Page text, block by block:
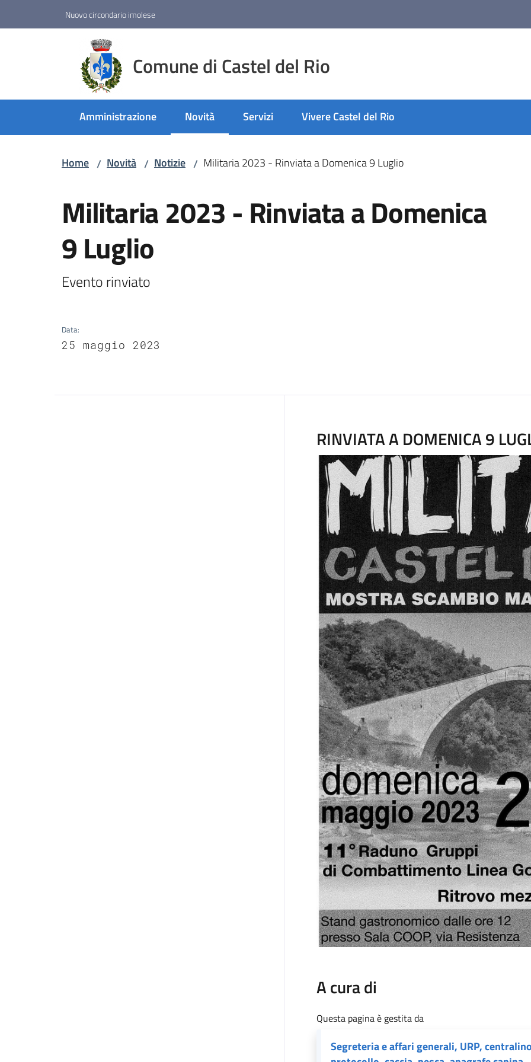
Nuovo circondario imolese
Comune di Castel del Rio
Amministrazione Novità
Menu selezionato
Servizi Vivere Castel del Rio
Home / Novità / Notizie / Militaria 2023 - Rinviata a Domenica 9 Luglio
Militaria 2023 - Rinviata a Domenica
9 Luglio
Evento rinviato
Data:
25 maggio 2023
Contenuto
RINVIATA A DOMENICA 9
A cura di
Questa pagina è gestita da
Segreteria e affari generali, URP,